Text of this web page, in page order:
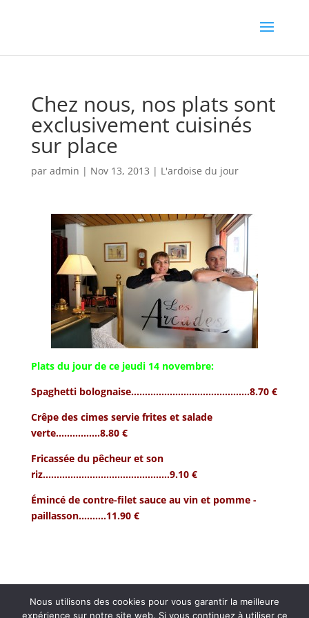
Chez nous, nos plats sont
exclusivement cuisinés
sur place
par admin | Nov 13, 2013 | L'ardoise du jour
Plats du jour de ce jeudi 14 novembre:
Spaghetti bolognaise…………………………………….8.70 €
Crêpe des cimes servie frites et salade
verte…………….8.80 €
Fricassée du pêcheur et son
riz……………………………………….9.10 €
Émincéde contre-filet sauce au vin et pomme -
paillasson……….11.90 €
Nous utilisons des cookies pour vous garantir la meilleure
expérience sur notre site web. Si vous continuez à utiliser ce